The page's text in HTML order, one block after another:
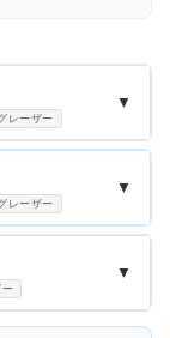
レーザー
▼
レーザー
▼
ー
▼